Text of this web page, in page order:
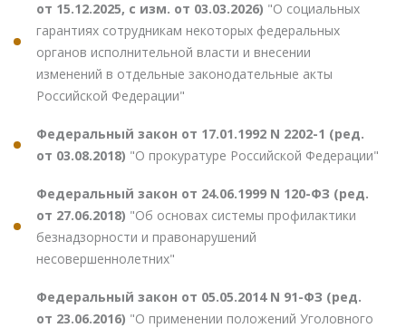
от 15.12.2025, с изм. от 03.03.2026) "О социальных
гарантиях сотрудникам некоторых федеральных
органов исполнительной власти и внесении
изменений в отдельные законодательные акты
Российской Федерации"
Федеральный закон от 17.01.1992 N 2202-1 (ред.
от 03.08.2018) "О прокуратуре Российской Федерации"
Федеральный закон от 24.06.1999 N 120-ФЗ (ред.
от 27.06.2018) "Об основах системы профилактики
безнадзорности и правонарушений
несовершеннолетних"
Федеральный закон от 05.05.2014 N 91-ФЗ (ред.
от 23.06.2016) "О применении положений Уголовного